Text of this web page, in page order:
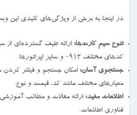
در اینجا به برخی از ویژگی‌های کلیدی این
تنوع سیم کارت‌ها: ارائه طیف گسترده‌ای از
کدهای مختلف ۰۹۱۲ و سایر اپراتورها.
جستجوی آسان: امکان جستجو و فیلتر
معیارهای مختلف مانند کد، قیمت و نوع.
اطلاعات مفید: ارائه مقالات و مطالب
فناوری اطلاعات.